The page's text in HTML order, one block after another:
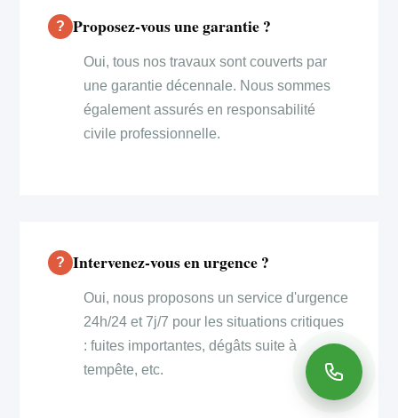
Proposez-vous une garantie ?
Oui, tous nos travaux sont couverts par
une garantie décennale. Nous sommes
également assurés en responsabilité
civile professionnelle.
Intervenez-vous en urgence ?
Oui, nous proposons un service d'urgence
24h/24 et 7j/7 pour les situations critiques
: fuites importantes, dégâts suite à
tempête, etc.